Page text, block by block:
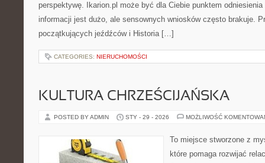
perspektywę. Ikarion.pl może być dla Ciebie punktem
informacji jest dużo, ale sensownych wniosków często brakuje.
początkujących jeźdźców i Historia […]
CATEGORIES: NIERUCHOMOŚCI
KULTURA CHRZEŚCIJAŃSKA
POSTED BY ADMIN STY - 29 - 2026 MOŻLIWOŚĆ
To miejsce stworzone z
które pomaga rozwijać